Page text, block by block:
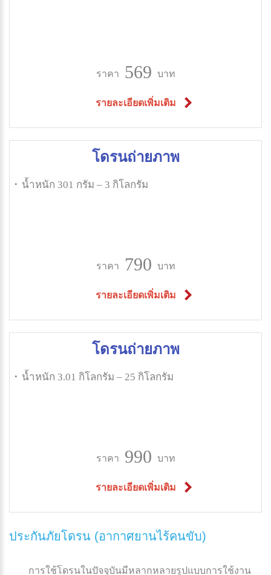
ราคา 569 บาท
รายละเอียดเพิ่มเติม
โดรนถ่ายภาพ
น้ำหนัก 301 กรัม – 3 กิโลกรัม
ราคา 790 บาท
รายละเอียดเพิ่มเติม
โดรนถ่ายภาพ
น้ำหนัก 3.01 กิโลกรัม – 25 กิโลกรัม
ราคา 990 บาท
รายละเอียดเพิ่มเติม
ประกันภัยโดรน (อากาศยานไร้คนขับ)
การใช้โดรนในปัจจุบันมีหลากหลายรูปแบบการใช้งาน